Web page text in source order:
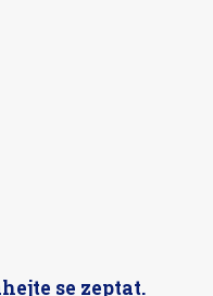
se zeptat.